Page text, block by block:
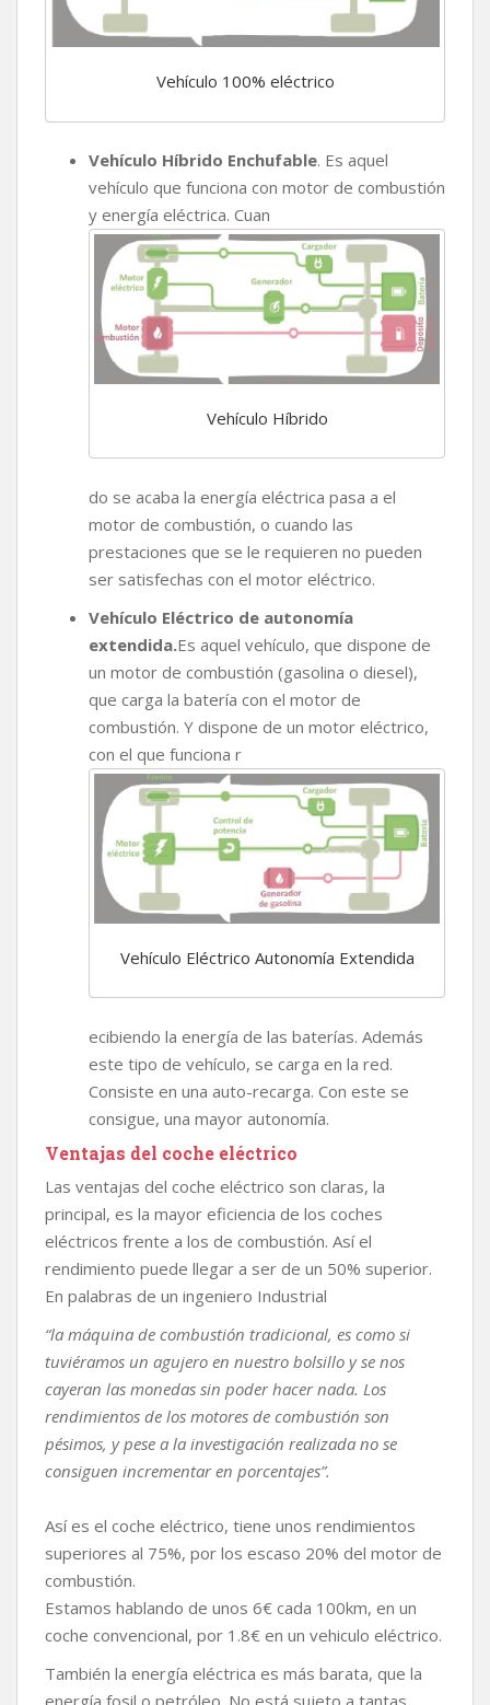
Vehículo 100% eléctrico
Vehículo Híbrido Enchufable. Es aquel
vehículo que funciona con motor de combustión
y energía eléctrica. Cuan
Vehículo Híbrido
do se acaba la energía eléctrica pasa a el
motor de combustión, o cuando las
prestaciones que se le requieren no pueden
ser satisfechas con el motor eléctrico.
Vehículo Eléctrico de autonomía
extendida.Es aquel vehículo, que dispone de
un motor de combustión (gasolina o diesel),
que carga la batería con el motor de
combustión. Y dispone de un motor eléctrico,
con el que funciona r
Vehículo Eléctrico Autonomía Extendida
ecibiendo la energía de las baterías. Además
este tipo de vehículo, se carga en la red.
Consiste en una auto-recarga. Con este se
consigue, una mayor autonomía.
Ventajas del coche eléctrico
Las ventajas del coche eléctrico son claras, la
principal, es la mayor eficiencia de los coches
eléctricos frente a los de combustión. Así el
rendimiento puede llegar a ser de un 50% superior.
En palabras de un ingeniero Industrial
“la máquina de combustión tradicional, es como si
tuviéramos un agujero en nuestro bolsillo y se nos
cayeran las monedas sin poder hacer nada. Los
rendimientos de los motores de combustión son
pésimos, y pese a la investigación realizada no se
consiguen incrementar en porcentajes”.
Así es el coche eléctrico, tiene unos rendimientos
superiores al 75%, por los escaso 20% del motor de
combustión.
Estamos hablando de unos 6€ cada 100km, en un
coche convencional, por 1.8€ en un vehiculo eléctrico.
También la energía eléctrica es más barata, que la
energía fosil o petróleo. No está sujeto a tantas